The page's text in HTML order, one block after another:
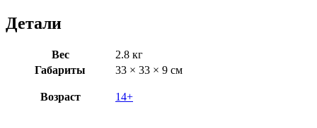
Детали
Вес
2.8 кг
Габариты
33 × 33 × 9 см
Возраст 14+